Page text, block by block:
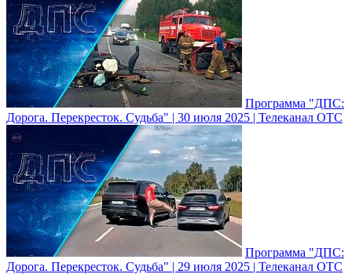
Программа "ДПС:
Дорога. Перекресток. Судьба" | 30 июля 2025 | Телеканал ОТС
Программа "ДПС:
Дорога. Перекресток. Судьба" | 29 июля 2025 | Телеканал ОТС